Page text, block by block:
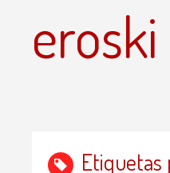
eroski
Etiquetas